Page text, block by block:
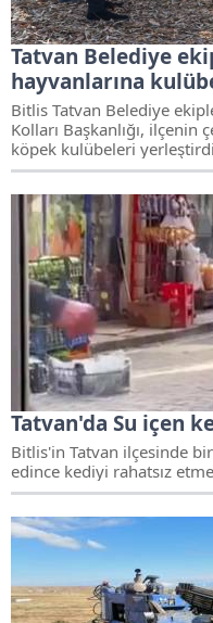
Tatvan Belediye
hayvanlarına
Bitlis Tatvan Belediye
Kolları Başkanlığı,
köpek kulübeleri
Tatvan'da Su içen
Bitlis'in Tatvan ilçesinde
edince kediyi rahatsız